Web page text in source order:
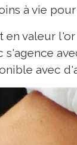
à vie
valeur
avec